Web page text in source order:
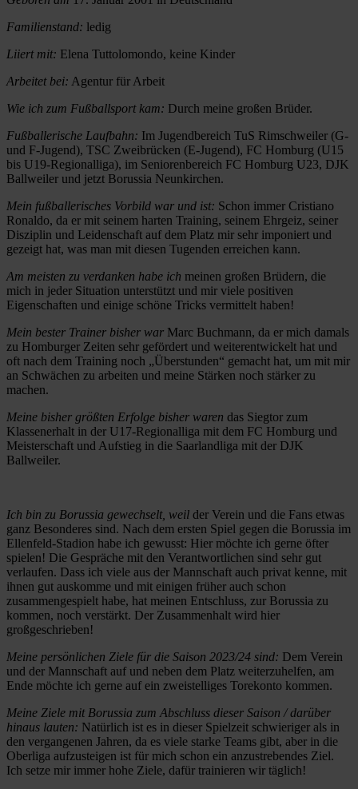
Familienstand: ledig
Liiert mit: Elena Tuttolomondo, keine Kinder
Arbeitet bei: Agentur für Arbeit
Wie ich zum Fußballsport kam: Durch meine großen Brüder.
Fußballerische Laufbahn: Im Jugendbereich TuS Rimschweiler (G-
und F-Jugend), TSC Zweibrücken (E-Jugend), FC Homburg (U15
bis U19-Regionalliga), im Seniorenbereich FC Homburg U23, DJK
Ballweiler und jetzt Borussia Neunkirchen.
Mein fußballerisches Vorbild war und ist: Schon immer Cristiano
Ronaldo, da er mit seinem harten Training, seinem Ehrgeiz, seiner
Disziplin und Leidenschaft auf dem Platz mir sehr imponiert und
gezeigt hat, was man mit diesen Tugenden erreichen kann.
Am meisten zu verdanken habe ich meinen großen Brüdern, die
mich in jeder Situation unterstützt und mir viele positiven
Eigenschaften und einige schöne Tricks vermittelt haben!
Mein bester Trainer bisher war Marc Buchmann, da er mich damals
zu Homburger Zeiten sehr gefördert und weiterentwickelt hat und
oft nach dem Training noch „Überstunden“ gemacht hat, um mit mir
an Schwächen zu arbeiten und meine Stärken noch stärker zu
machen.
Meine bisher größten Erfolge bisher waren das Siegtor zum
Klassenerhalt in der U17-Regionalliga mit dem FC Homburg und
Meisterschaft und Aufstieg in die Saarlandliga mit der DJK
Ballweiler.
Ich bin zu Borussia gewechselt, weil der Verein und die Fans etwas
ganz Besonderes sind. Nach dem ersten Spiel gegen die Borussia im
Ellenfeld-Stadion habe ich gewusst: Hier möchte ich gerne öfter
spielen! Die Gespräche mit den Verantwortlichen sind sehr gut
verlaufen. Dass ich viele aus der Mannschaft auch privat kenne, mit
ihnen gut auskomme und mit einigen früher auch schon
zusammengespielt habe, hat meinen Entschluss, zur Borussia zu
kommen, noch verstärkt. Der Zusammenhalt wird hier
großgeschrieben!
Meine persönlichen Ziele für die Saison 2023/24 sind: Dem Verein
und der Mannschaft auf und neben dem Platz weiterzuhelfen, am
Ende möchte ich gerne auf ein zweistelliges Torekonto kommen.
Meine Ziele mit Borussia zum Abschluss dieser Saison / darüber
hinaus lauten: Natürlich ist es in dieser Spielzeit schwieriger als in
den vergangenen Jahren, da es viele starke Teams gibt, aber in die
Oberliga aufzusteigen ist für mich schon ein anzustrebendes Ziel.
Ich setze mir immer hohe Ziele, dafür trainieren wir täglich!